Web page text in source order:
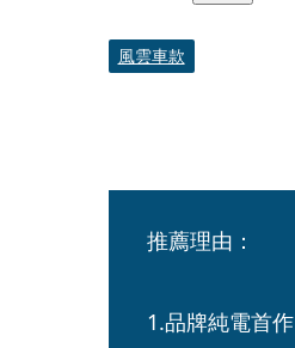
風雲車款
推薦理由：
1.品牌純電首作